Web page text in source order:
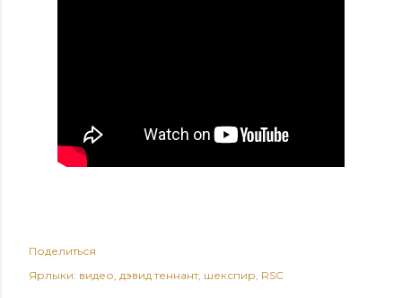
Поделиться
Ярлыки: видео дэвид теннант шекспир RSC